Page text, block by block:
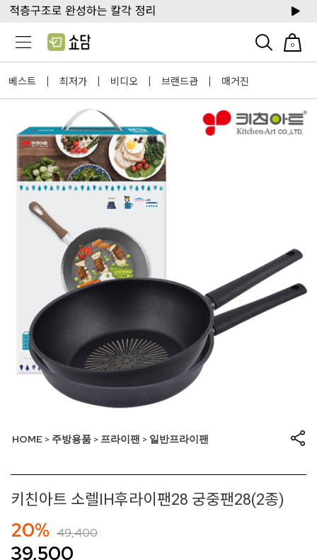
0
베스트 | 최저가 | 비디오 | 브랜드관 | 매거진
HOME > 주방용품 > 프라이팬 > 일반프라이팬
키친아트 소렐IH후라이팬28 궁중팬28(2종)
20% 49,400
39,500